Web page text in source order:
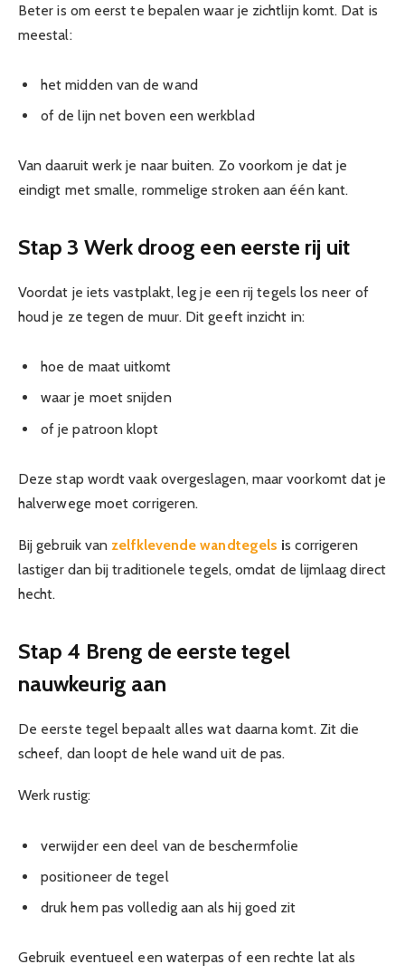
Beter is om eerst te bepalen waar je zichtlijn komt. Dat is
meestal:
het midden van de wand
of de lijn net boven een werkblad
Van daaruit werk je naar buiten. Zo voorkom je dat je
eindigt met smalle, rommelige stroken aan één kant.
Stap 3 Werk droog een eerste rij uit
Voordat je iets vastplakt, leg je een rij tegels los neer of
houd je ze tegen de muur. Dit geeft inzicht in:
hoe de maat uitkomt
waar je moet snijden
of je patroon klopt
Deze stap wordt vaak overgeslagen, maar voorkomt dat je
halverwege moet corrigeren.
Bij gebruik van zelfklevende wandtegels is corrigeren
lastiger dan bij traditionele tegels, omdat de lijmlaag direct
hecht.
Stap 4 Breng de eerste tegel
nauwkeurig aan
De eerste tegel bepaalt alles wat daarna komt. Zit die
scheef, dan loopt de hele wand uit de pas.
Werk rustig:
verwijder een deel van de beschermfolie
positioneer de tegel
druk hem pas volledig aan als hij goed zit
Gebruik eventueel een waterpas of een rechte lat als